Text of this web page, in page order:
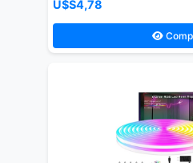
U$S4,78